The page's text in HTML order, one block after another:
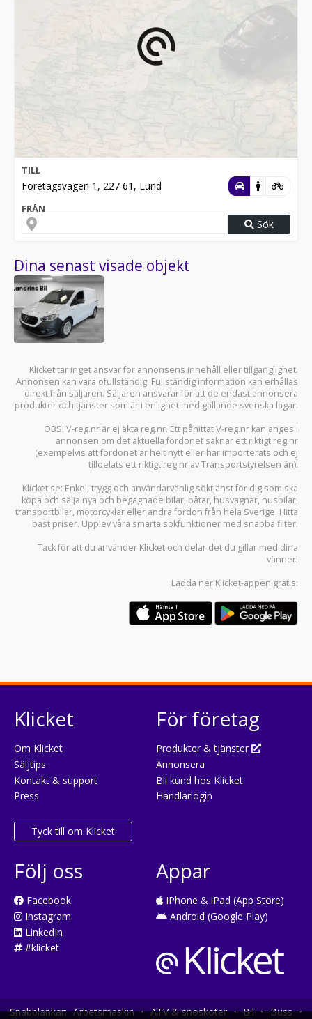
TILL
Företagsvägen 1, 227 61, Lund
FRÅN
Sök
Dina senast visade objekt
Klicket tar inget ansvar för annonsens innehåll eller tillgänglighet.
Annonsen kan vara ofullständig. Fullständig information kan erhållas
direkt från säljaren. Säljaren ansvarar för att de endast annonsera
produkter och tjänster som är i enlighet med gällande svenska lagar.
OBS! V-reg.nr är ej äkta reg.nr. Ett påhittat V-reg.nr kan anges i
annonsen om det aktuella fordonet saknar ett riktigt reg.nr
(exempelvis att fordonet är helt nytt eller har importerats och ej
tilldelats ett riktigt reg.nr av Transportstyrelsen än).
Klicket.se: Enkel, trygg och användarvänlig söktjänst för dig som ska
köpa och sälja nya och begagnade bilar, båtar, husvagnar, husbilar,
transportbilar, motorcyklar eller andra fordon från hela Sverige. Hitta
bäst priser. Upplev våra smarta sökfunktioner med snabba filter.
Tack för att du använder Klicket och delar det du gillar med dina
vänner!
Ladda ner Klicket-appen gratis:
Klicket
Om Klicket
Säljtips
Kontakt & support
Press
Tyck till om Klicket
För företag
Produkter & tjänster
Annonsera
Bli kund hos Klicket
Handlarlogin
Följ oss
Facebook
Instagram
LinkedIn
#klicket
Appar
iPhone & iPad (App Store)
Android (Google Play)
Snabblänkar: Arbetsmaskin • ATV & snöskoter • Bil • Buss •